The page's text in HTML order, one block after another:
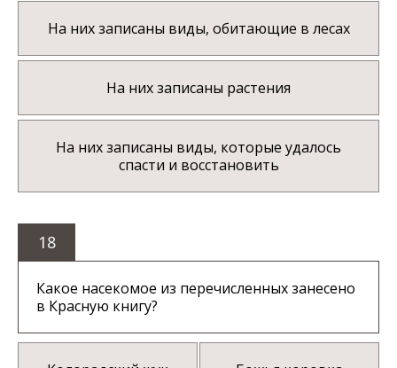
На них записаны виды, обитающие в лесах
На них записаны растения
На них записаны виды, которые удалось
спасти и восстановить
18
Какое насекомое из перечисленных занесено
в Красную книгу?